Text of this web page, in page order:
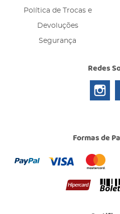
Política de Trocas e
Devoluções
Segurança
Redes
Formas de